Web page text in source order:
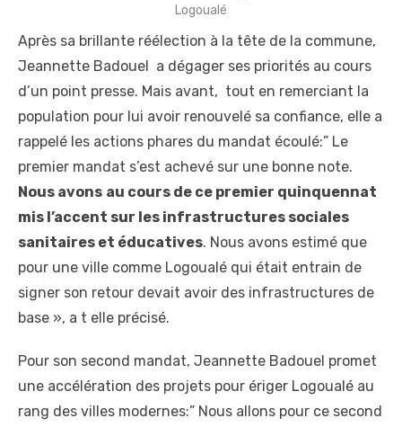
Logoualé
Après sa brillante réélection à la tête de la commune,
Jeannette Badouel a dégager ses priorités au cours
d’un point presse. Mais avant, tout en remerciant la
population pour lui avoir renouvelé sa confiance, elle a
rappelé les actions phares du mandat écoulé:” Le
premier mandat s’est achevé sur une bonne note.
Nous avons au cours de ce premier quinquennat
mis l’accent sur les infrastructures sociales
sanitaires et éducatives. Nous avons estimé que
pour une ville comme Logoualé qui était entrain de
signer son retour devait avoir des infrastructures de
base », a t elle précisé.
Pour son second mandat, Jeannette Badouel promet
une accélération des projets pour ériger Logoualé au
rang des villes modernes:” Nous allons pour ce second